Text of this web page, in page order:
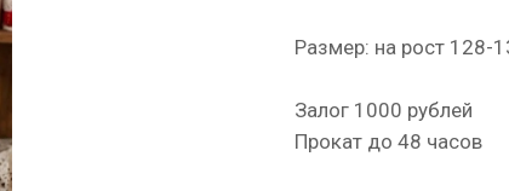
Размер: на рост 128-
Залог 1000 рублей
Прокат до 48 часов